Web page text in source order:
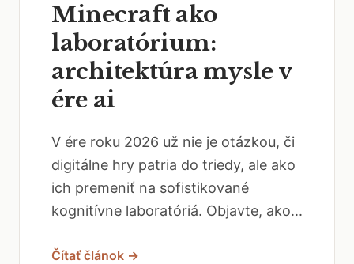
Minecraft ako
laboratórium:
architektúra mysle v
ére ai
V ére roku 2026 už nie je otázkou, či
digitálne hry patria do triedy, ale ako
ich premeniť na sofistikované
kognitívne laboratóriá. Objavte, ako...
Čítať článok →